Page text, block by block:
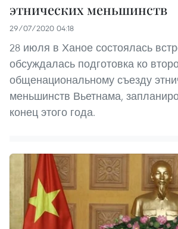
этнических меньшинств
29/07/2020 04:18
28 июля в Ханое состоялась
обсуждалась подготовка ко
общенациональному съезду
меньшинств Вьетнама,
конец этого года.